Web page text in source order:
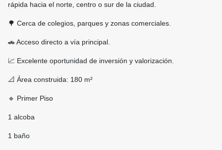
rápida hacia el norte, centro o sur de la ciudad.
🌳 Cerca de colegios, parques y zonas comerciales.
🚗 Acceso directo a vía principal.
📈 Excelente oportunidad de inversión y valorización.
📐 Área construida: 180 m²
🔹 Primer Piso
1 alcoba
1 baño